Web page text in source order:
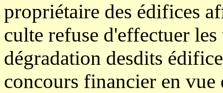
propriétaire des édifices
culte refuse d'effectuer
dégradation desdits
concours financier en vue